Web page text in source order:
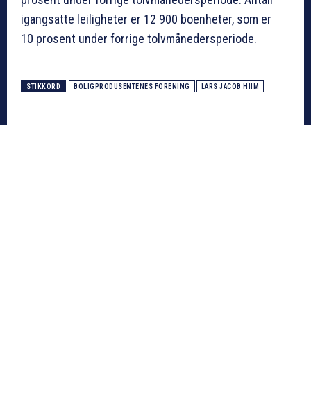
igangsatte leiligheter er 12 900 boenheter, som er
10 prosent under forrige tolvmånedersperiode.
STIKKORD BOLIGPRODUSENTENES FORENING LARS JACOB HIIM